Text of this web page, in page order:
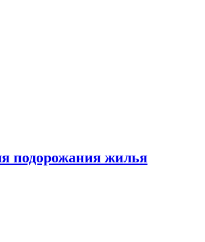
подорожания жилья